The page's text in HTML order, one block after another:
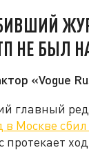
СБИВШИЙ
НЕ БЫЛ
«Vogue
главный
Москве
протекает